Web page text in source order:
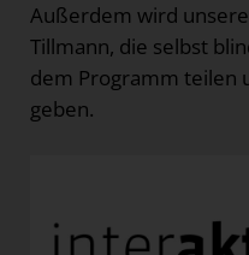
Außerdem wird
Tillmann, die selbst
dem Programm teilen
geben.